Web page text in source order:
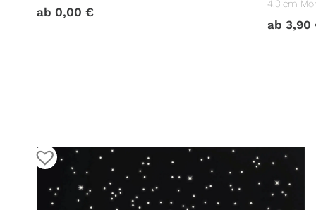
ab 0,00 €
4,3 cm
ab3,90